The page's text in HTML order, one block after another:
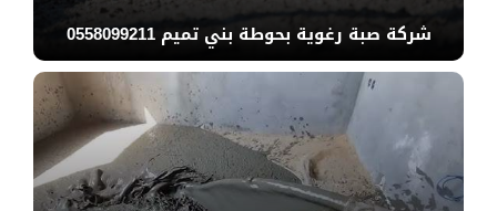
شركة صبة رغوية بحوطة بني تميم 0558099211